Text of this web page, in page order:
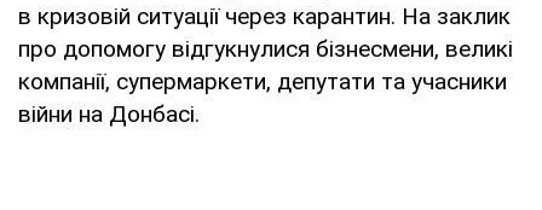
в кризовій ситуації через карантин. На заклик
про допомогу відгукнулися бізнесмени, великі
компанії, супермаркети, депутати та учасники
війни на Донбасі.